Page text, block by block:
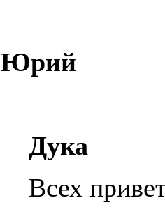
Юрий
Дука
Всех